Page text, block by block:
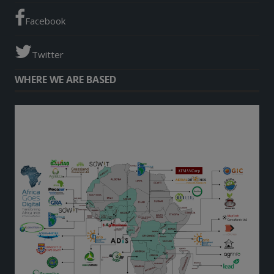
Facebook
Twitter
WHERE WE ARE BASED